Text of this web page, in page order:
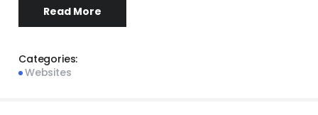
Read More
Categories:
Websites